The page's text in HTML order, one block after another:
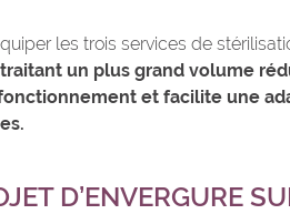
les trois services de
un plus grand volume
et facilite une
D’ENVERGURE